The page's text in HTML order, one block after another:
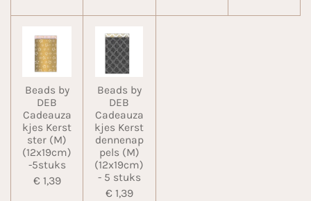
Beads by
DEB
Cadeauza
kjes Kerst
ster (M)
(12x19cm)
-5stuks
€ 1,39
Beads by
DEB
Cadeauza
kjes Kerst
dennenap
pels (M)
(12x19cm)
- 5 stuks
€ 1,39